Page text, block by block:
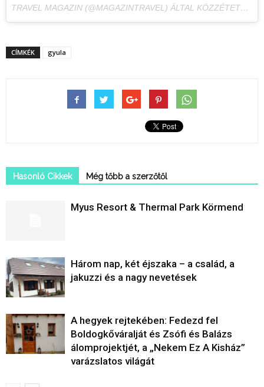
TRAVEL MAGAZIN (@MAGAZINTRAVEL) ÁLTAL KÖZZÉTETT FÉNYKÉP,
CÍMKÉK gyula
Hasonló Cikkek Még tőbb a szerzőtől
Myus Resort & Thermal Park Körmend
Három nap, két éjszaka – a család, a
jakuzzi és a nagy nevetések
A hegyek rejtekében: Fedezd fel
Boldogkőváralját és Zsófi és Balázs
álomprojektjét, a „Nekem Ez A Kisház”
varázslatos világát